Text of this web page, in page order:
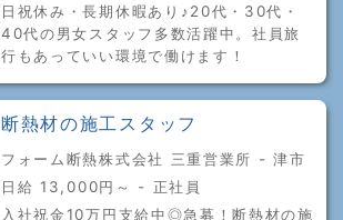
日祝休み・長期休暇あり♪20代・30代・
40代の男女スタッフ多数活躍中。社員旅
行もあっていい環境で働けます！
断熱材の施工スタッフ
フォーム断熱株式会社 三重営業所 - 津市
日給 13,000円～ - 正社員
入社祝金10万円支給中◎急募！断熱材の施